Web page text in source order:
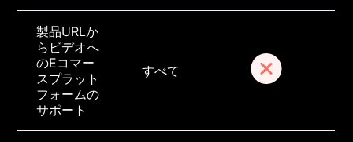
製品URLか
らビデオへ
のEコマー
スプラット
フォームの
サポート
すべて